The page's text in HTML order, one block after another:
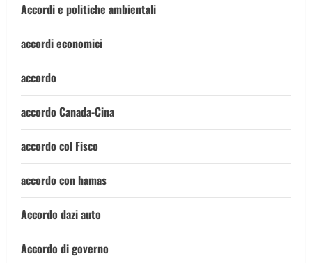
Accordi e politiche ambientali
accordi economici
accordo
accordo Canada-Cina
accordo col Fisco
accordo con hamas
Accordo dazi auto
Accordo di governo